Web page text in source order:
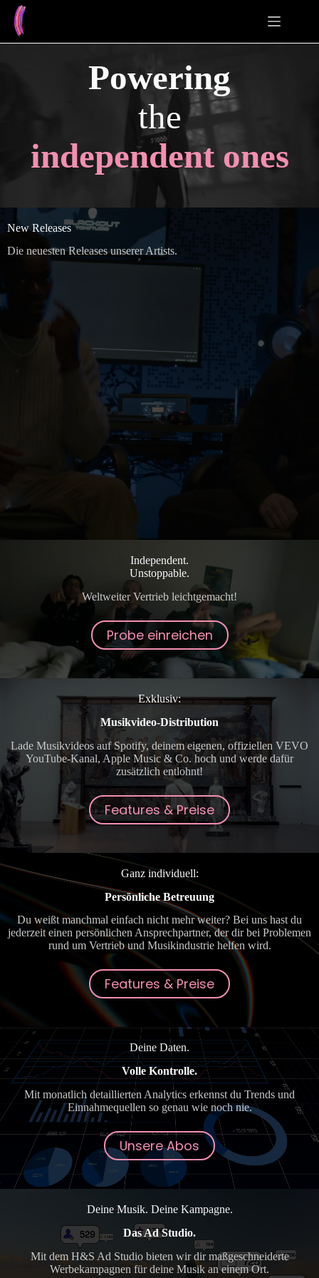
Zum
Inhalt
springen
Powering
the
independent ones
New Releases
Die neuesten Releases unserer Artists.
Independent.
Unstoppable.
Weltweiter Vertrieb leichtgemacht!
Probe einreichen
Exklusiv:
Musikvideo-Distribution
Lade Musikvideos auf Spotify, deinem eigenen, offiziellen VEVO
YouTube-Kanal, Apple Music & Co. hoch und werde dafür
zusätzlich entlohnt!
Features & Preise
Ganz individuell:
Persönliche Betreuung
Du weißt manchmal einfach nicht mehr weiter? Bei uns hast du
jederzeit einen persönlichen Ansprechpartner, der dir bei Problemen
rund um Vertrieb und Musikindustrie helfen wird.
Features & Preise
Deine Daten.
Volle Kontrolle.
Mit monatlich detaillierten Analytics erkennst du Trends und
Einnahmequellen so genau wie noch nie.
Unsere Abos
Deine Musik. Deine Kampagne.
Das Ad Studio.
Mit dem H&S Ad Studio bieten wir dir maßgeschneiderte
Werbekampagnen für deine Musik an einem Ort.